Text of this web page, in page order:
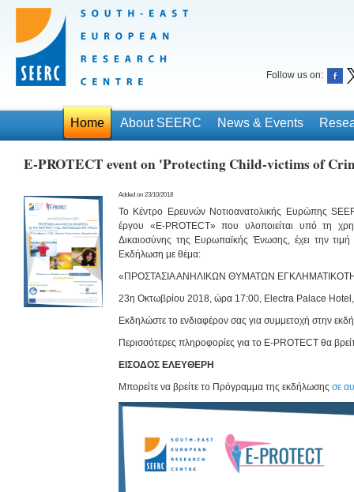
Follow us on:
Home About SEERC News & Events
Ε-PROTECT event on 'Protecting Child-victims of
Added on 23/10/2018
Το Κέντρο Ερευνών Νοτιοανατολικής Ευρώπης
έργου «E-PROTECT» που υλοποιείται υπό τη
Δικαιοσύνης της Ευρωπαϊκής Ένωσης, έχει την
Εκδήλωση με θέμα:
«ΠΡΟΣΤΑΣΙΑ ΑΝΗΛΙΚΩΝ ΘΥΜΑΤΩΝ
23η Οκτωβρίου 2018, ώρα 17:00, Electra Palace Hotel,
Εκδηλώστε το ενδιαφέρον σας για συμμετοχή στην
Περισσότερες πληροφορίες για το E-PROTECT θα
ΕΙΣΟΔΟΣ ΕΛΕΥΘΕΡΗ
Μπορείτε να βρείτε το Πρόγραμμα της εκδήλωσης σε